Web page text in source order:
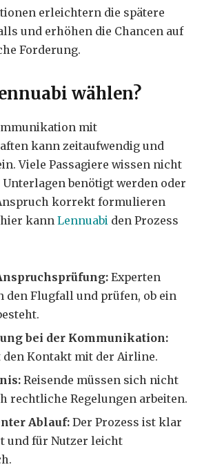
erleichtern die spätere
und erhöhen die Chancen auf
Forderung.
wählen?
mit
kann zeitaufwendig und
Viele Passagiere wissen nicht
Unterlagen benötigt werden oder
korrekt formulieren
kann Lennuabi den Prozess
Experten
den Flugfall und prüfen, ob ein
bei der Kommunikation:
Kontakt mit der Airline.
Reisende müssen sich nicht
rechtliche Regelungen arbeiten.
Ablauf: Der Prozess ist klar
und für Nutzer leicht